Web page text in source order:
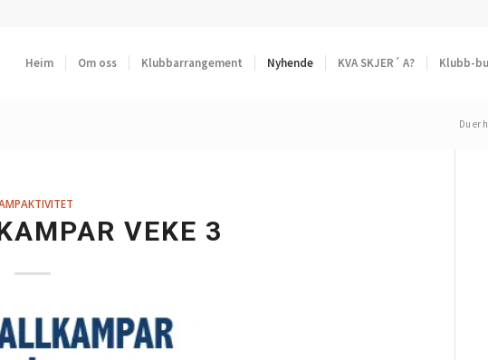
Heim Om oss Klubbarrangement Nyhende KVA SKJER´ A? Klubb-
Du er
VEKE 3